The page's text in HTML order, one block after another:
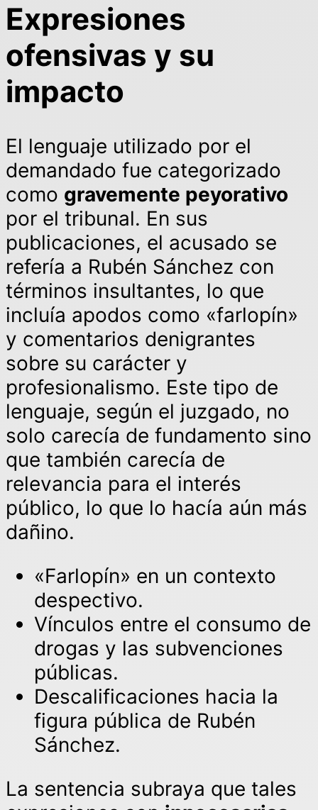
Expresiones
ofensivas y su
impacto
El lenguaje utilizado por el
demandado fue categorizado
como gravemente peyorativo
por el tribunal. En sus
publicaciones, el acusado se
refería a Rubén Sánchez con
términos insultantes, lo que
incluía apodos como «farlopín»
y comentarios denigrantes
sobre su carácter y
profesionalismo. Este tipo de
lenguaje, según el juzgado, no
solo carecía de fundamento sino
que también carecía de
relevancia para el interés
público, lo que lo hacía aún más
dañino.
«Farlopín» en un contexto
despectivo.
Vínculos entre el consumo de
drogas y las subvenciones
públicas.
Descalificaciones hacia la
figura pública de Rubén
Sánchez.
La sentencia subraya que tales